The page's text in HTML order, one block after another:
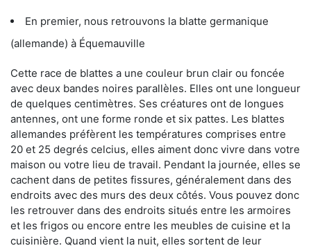
En premier, nous retrouvons la blatte germanique
(allemande) à Équemauville
Cette race de blattes a une couleur brun clair ou foncée
avec deux bandes noires parallèles. Elles ont une longueur
de quelques centimètres. Ses créatures ont de longues
antennes, ont une forme ronde et six pattes. Les blattes
allemandes préfèrent les températures comprises entre
20 et 25 degrés celcius, elles aiment donc vivre dans votre
maison ou votre lieu de travail. Pendant la journée, elles se
cachent dans de petites fissures, généralement dans des
endroits avec des murs des deux côtés. Vous pouvez donc
les retrouver dans des endroits situés entre les armoires
et les frigos ou encore entre les meubles de cuisine et la
cuisinière. Quand vient la nuit, elles sortent de leur